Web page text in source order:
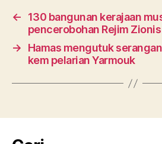
←
130 bangunan kerajaan
pencerobohan Rejim Zionis
→
Hamas mengutuk
kem pelarian Yarmouk